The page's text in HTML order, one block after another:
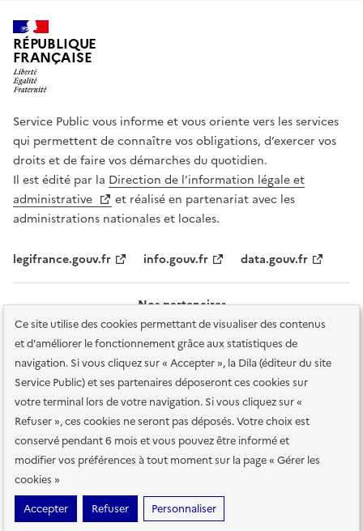
Ce site utilise des cookies permettant de visualiser des contenus
et d'améliorer le fonctionnement grâce aux statistiques de
navigation. Si vous cliquez sur « Accepter », la Dila (éditeur du site
Service Public) et ses partenaires déposeront ces cookies sur
votre terminal lors de votre navigation. Si vous cliquez sur «
Refuser », ces cookies ne seront pas déposés. Votre choix est
conservé pendant 6 mois et vous pouvez être informé et
modifier vos préférences à tout moment sur la page « Gérer les
cookies »
Accepter
Refuser Personnaliser
RÉPUBLIQUE
FRANÇAISE
Service Public vous informe et vous oriente vers les services
qui permettent de connaître vos obligations, d’exercer vos
droits et de faire vos démarches du quotidien.
Il est édité par la Direction de l’information légale et
administrative
et réalisé en partenariat avec les
administrations nationales et locales.
legifrance.gouv.fr info.gouv.fr data.gouv.fr
Nos partenaires
Plan du site Accessibilité : totalement conforme
Accessibilité des
services en ligne Mentions légales Données personnelles et sécurité
Conditions générales d'utilisation Gestion des cookies
Sauf mention contraire, tous les contenus de ce site sont sous
etalab-2.0